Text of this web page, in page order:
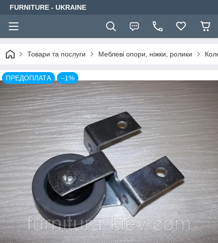
FURNITURE - UKRAINE
Товари та послуги Меблеві опори, ніжки, ролики
ПРЕДОПЛАТА –1%